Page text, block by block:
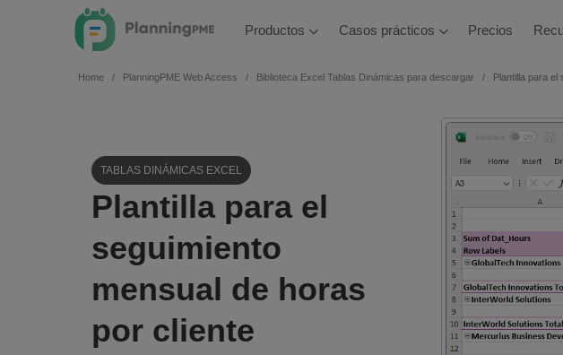
Productos Casos prácticos Precios
Home PlanningPME Web Access Biblioteca Excel Tablas Dinámicas para descargar Plantilla para el
TABLAS DINÁMICAS EXCEL
Plantilla para el
seguimiento
mensual de horas
por cliente